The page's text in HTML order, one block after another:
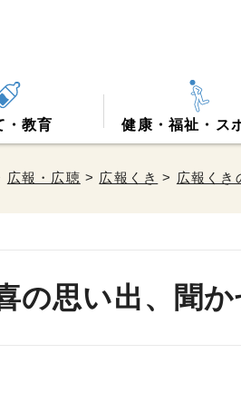
・教育 健康・福祉・ス
広報・広聴 > 広報くき > 広報くき
の思い出、聞